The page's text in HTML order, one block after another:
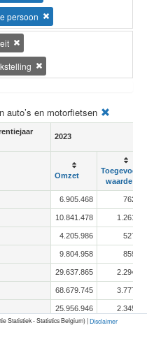
persoon
auto’s en motorfietsen
2023
Omzet
waarde
6.905.468
10.841.478
4.205.986
9.804.958
29.637.865
68.679.745
25.956.946
49.384.733
Statistiek - Statistics Belgium) |Disclaimer